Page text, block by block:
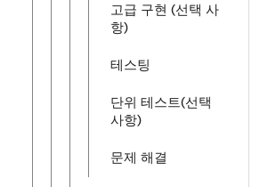
고급 구현 (선택 사
항)
테스팅
단위 테스트(선택
사항)
문제 해결